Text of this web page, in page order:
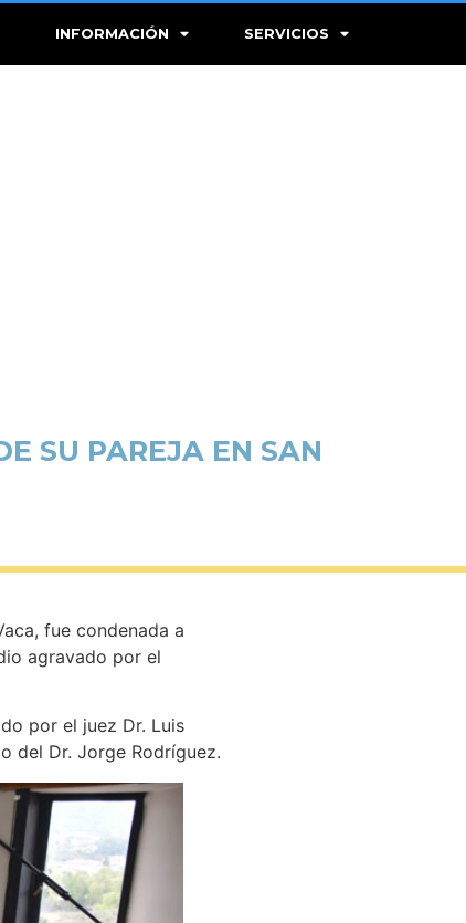
INFORMACIÓN SERVICIOS
SU PAREJA EN SAN
fue condenada a
agravado por el
por el juez Dr. Luis
del Dr. Jorge Rodríguez.